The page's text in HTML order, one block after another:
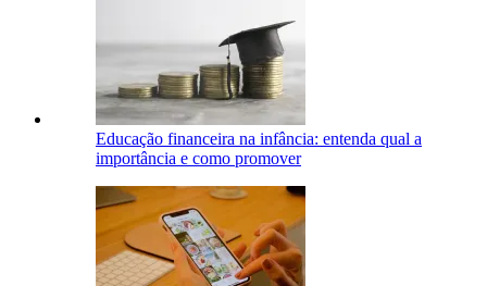
Educação financeira na infância: entenda qual a
importância e como promover